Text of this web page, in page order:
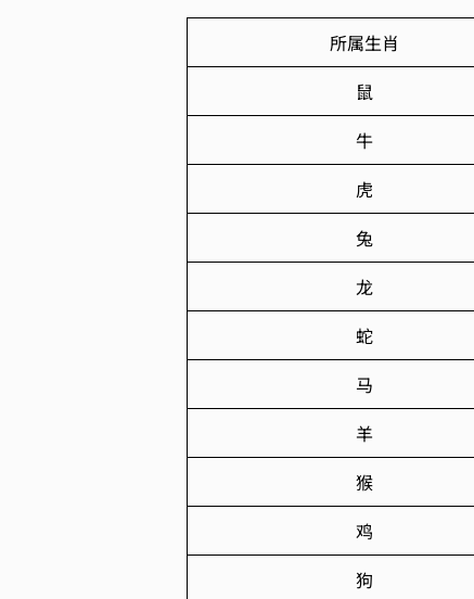
所属生肖
鼠
牛
虎
兔
龙
蛇
马
羊
猴
鸡
狗